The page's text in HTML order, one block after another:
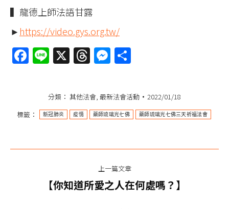
▍龍德上師法語甘露
►https://video.gys.org.tw/
Facebook
Line
X Threads
Messenger
分類： 其他法會, 最新法會活動
2022/01/18
標籤：
新冠肺炎 疫情 藥師琉璃光七佛 藥師琉璃光七佛三天祈福法會
上一篇文章
上
【你知道所愛之人在何處嗎？】